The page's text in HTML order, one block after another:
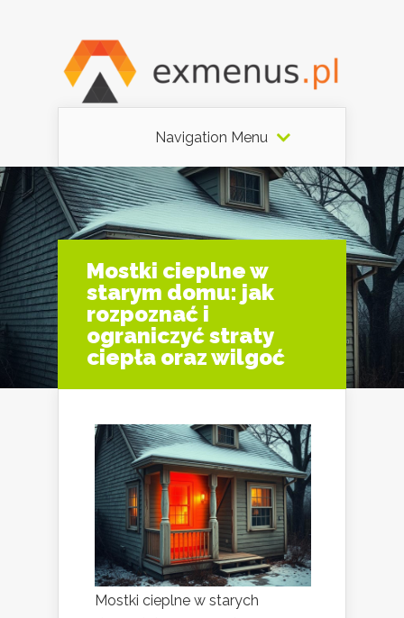
Navigation Menu
Mostki cieplne w
starym domu: jak
rozpoznać i
ograniczyć straty
ciepła oraz wilgoć
Mostki cieplne w starych